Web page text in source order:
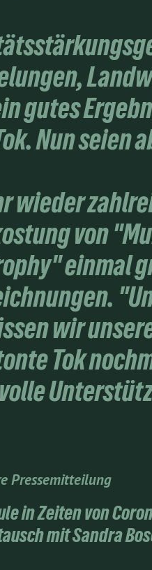
gutes
Nun seien
wieder
von
einmal
wir
Tok
Pressemitteilung
in Zeiten von
mit Sandra